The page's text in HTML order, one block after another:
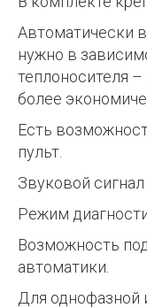
Автоматически
нужно в
теплоносителя
более
Есть
пульт.
Звуковой
Режим
Возможность
автоматики.
Для однофазной